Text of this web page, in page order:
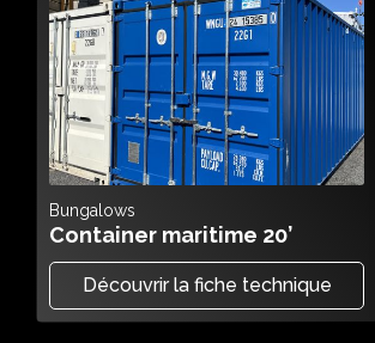
Bungalows
Container maritime 20’
Découvrir la fiche technique